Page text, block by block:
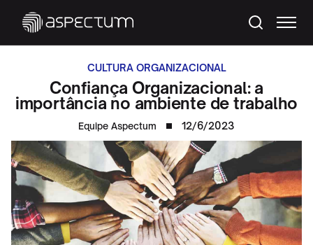
CULTURA ORGANIZACIONAL
Confiança Organizacional: a
importância no ambiente de trabalho
Equipe Aspectum 12/6/2023